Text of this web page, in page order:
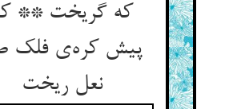
که گریخت **
پیش کره‌ی فلک
نعل ریخت